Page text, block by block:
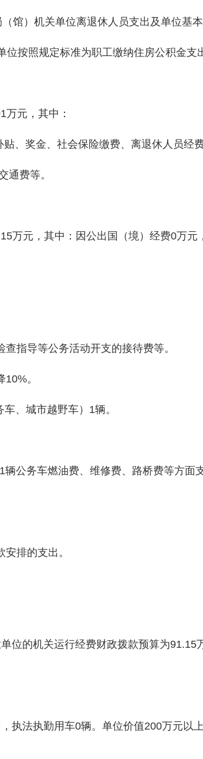
）机关单位离退休人员支出及单位基本
按照规定标准为职工缴纳住房公积金支
元，其中：
奖金、社会保险缴费、离退休人员经费
费等。
元，其中：因公出国（境）经费0万元
指导等公务活动开支的接待费等。
。
、城市越野车）1辆。
务车燃油费、维修费、路桥费等方面
排的支出。
的机关运行经费财政拨款预算为91.15
法执勤用车0辆。单位价值200万元以上